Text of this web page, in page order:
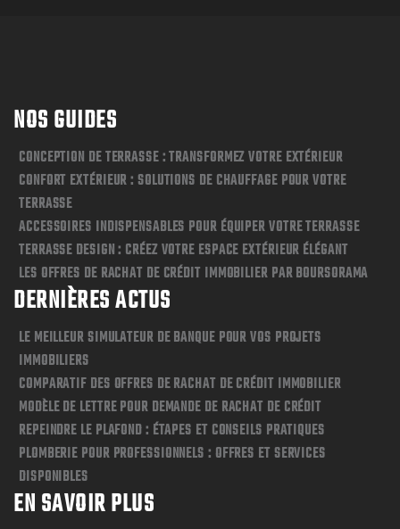
NOS GUIDES
CONCEPTION DE TERRASSE : TRANSFORMEZ VOTRE EXTÉRIEUR
CONFORT EXTÉRIEUR : SOLUTIONS DE CHAUFFAGE POUR VOTRE
TERRASSE
ACCESSOIRES INDISPENSABLES POUR ÉQUIPER VOTRE TERRASSE
TERRASSE DESIGN : CRÉEZ VOTRE ESPACE EXTÉRIEUR ÉLÉGANT
LES OFFRES DE RACHAT DE CRÉDIT IMMOBILIER PAR BOURSORAMA
DERNIÈRES ACTUS
LE MEILLEUR SIMULATEUR DE BANQUE POUR VOS PROJETS
IMMOBILIERS
COMPARATIF DES OFFRES DE RACHAT DE CRÉDIT IMMOBILIER
MODÈLE DE LETTRE POUR DEMANDE DE RACHAT DE CRÉDIT
REPEINDRE LE PLAFOND : ÉTAPES ET CONSEILS PRATIQUES
PLOMBERIE POUR PROFESSIONNELS : OFFRES ET SERVICES
DISPONIBLES
EN SAVOIR PLUS